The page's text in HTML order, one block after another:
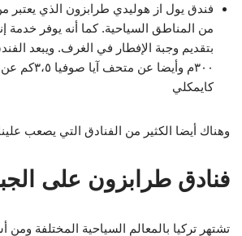
فندق يول از هوليدي طرابزون الذي يعتبر من
من المناطق السياحية. كما أنه يوفر خدمة
بتقديم وجبة الإفطار في الغرف. ويبعد
٣٠٠م وأيضا عن
كايمكلي
وهناك أيضا الكثير من الفنادق التي يصعب
فنادق طرابزون على
تشتهر تركيا بالمعالم السياحية المختلفة ومن